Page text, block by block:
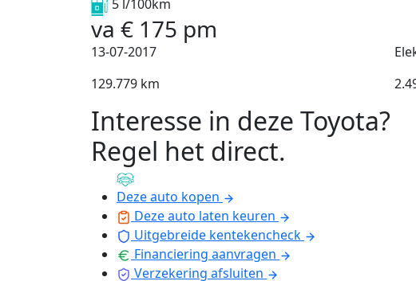
5 l/100km
va € 175 pm
13-07-2017
129.779 km
Interesse in deze Toyota?
Regel het direct.
Deze auto kopen
Deze auto laten keuren
Uitgebreide kentekencheck
Financiering aanvragen
Verzekering afsluiten